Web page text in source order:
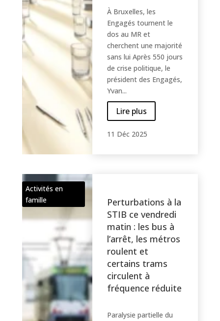
À Bruxelles, les
Engagés tournent le
dos au MR et
cherchent une majorité
sans lui Après 550 jours
de crise politique, le
président des Engagés,
Yvan...
Lire plus
11 Déc 2025
Activités en
famille
Perturbations à la
STIB ce vendredi
matin : les bus à
l’arrêt, les métros
roulent et
certains trams
circulent à
fréquence réduite
Paralysie partielle du